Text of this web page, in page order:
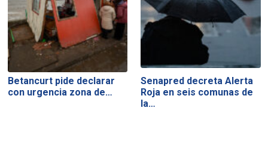
Betancurt pide declarar
con urgencia zona de…
Senapred decreta Alerta
Roja en seis comunas de
la…